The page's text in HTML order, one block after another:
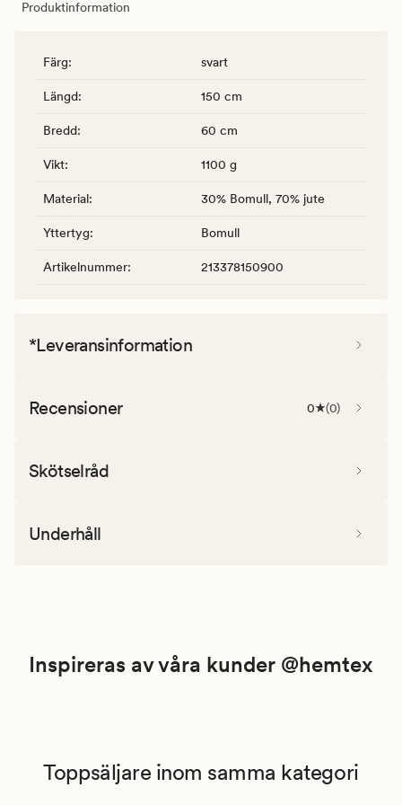
Produktinformation
Färg: svart
Längd: 150 cm
Bredd: 60 cm
Vikt: 1100 g
Material: 30% Bomull, 70% jute
Yttertyg: Bomull
Artikelnummer: 213378150900
*Leveransinformation
Recensioner 0 (0)
Skötselråd
Underhåll
Inspireras av våra kunder @hemtex
Toppsäljare inom samma kategori